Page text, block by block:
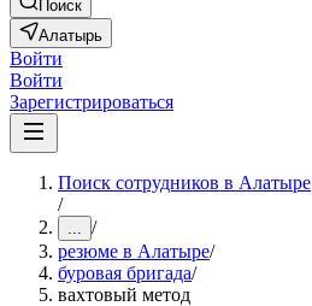
Поиск
Алатырь
Войти
Войти
Зарегистрироваться
Поиск сотрудников в Алатыре
/
... /
резюме в Алатыре/
буровая бригада/
вахтовый метод